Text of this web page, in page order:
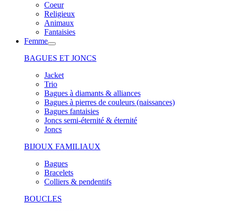
Coeur
Religieux
Animaux
Fantaisies
Femme
BAGUES ET JONCS
Jacket
Trio
Bagues à diamants & alliances
Bagues à pierres de couleurs (naissances)
Bagues fantaisies
Joncs semi-éternité & éternité
Joncs
BIJOUX FAMILIAUX
Bagues
Bracelets
Colliers & pendentifs
BOUCLES